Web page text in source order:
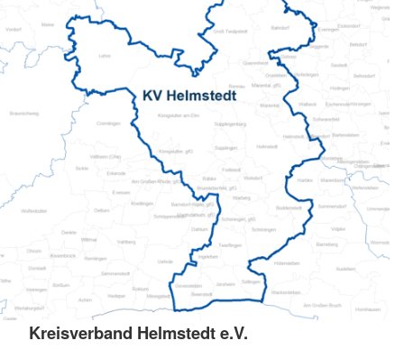
Kreisverband Helmstedt e.V.